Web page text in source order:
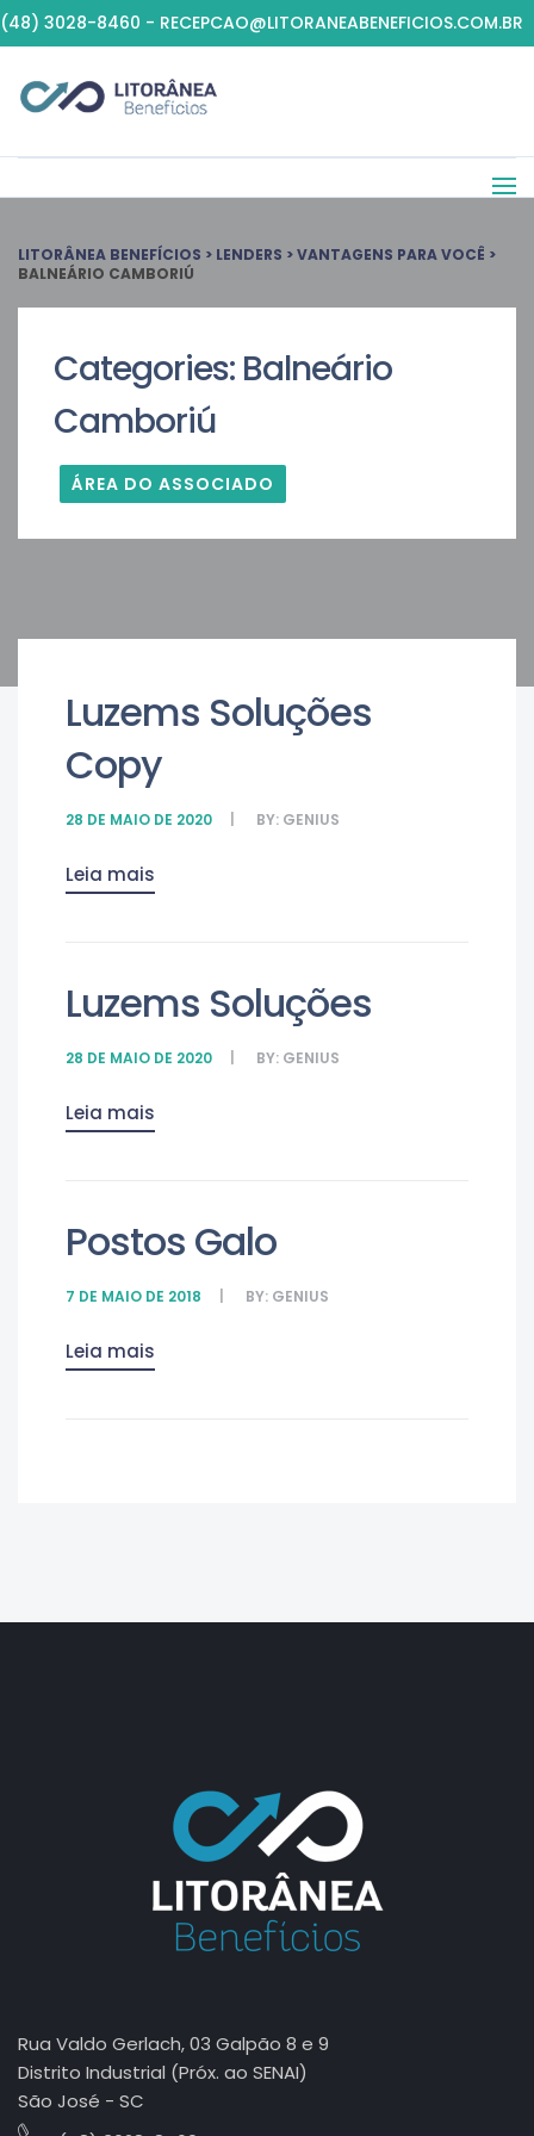
(48) 3028-8460 - RECEPCAO@LITORANEABENEFICIOS.COM.BR
LITORÂNEA BENEFÍCIOS > LENDERS >VANTAGENS PARA VOCÊ >
BALNEÁRIO CAMBORIÚ
Categories: Balneário
Camboriú
ÁREA DO ASSOCIADO
Luzems Soluções
Copy
28 DE MAIO DE 2020 BY: GENIUS
Leia mais
Luzems Soluções
28 DE MAIO DE 2020 BY: GENIUS
Leia mais
Postos Galo
7 DE MAIO DE 2018 BY: GENIUS
Leia mais
Rua Valdo Gerlach, 03 Galpão 8 e 9
Distrito Industrial (Próx. ao SENAI)
São José - SC